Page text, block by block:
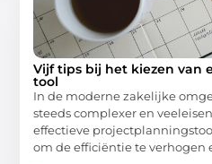
Vijf tips bij het kiezen van
tool
In de moderne zakelijke
steeds complexer en
effectieve
om de efficiëntie te verhogen